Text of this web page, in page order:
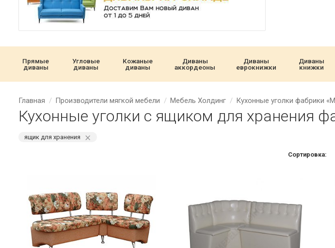
Прямые
диваны
Угловые
диваны
Кожаные
диваны
Диваны
аккордеоны
Диваны
еврокнижки
Диваны
книжки
Главная Производители мягкой мебели Мебель Холдинг Кухонные уголки фабрики
Кухонные уголки с ящиком для хранения
ящик для хранения ⨯
Сортировка: